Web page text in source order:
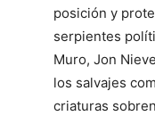
posición y
serpientes
Muro, Jon
los salvajes
criaturas